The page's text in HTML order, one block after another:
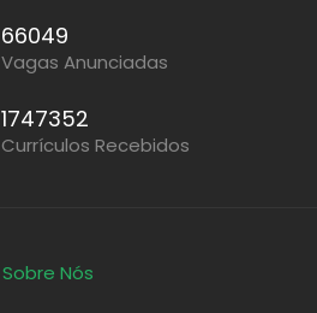
66049
Vagas Anunciadas
1747352
Currículos Recebidos
Sobre Nós